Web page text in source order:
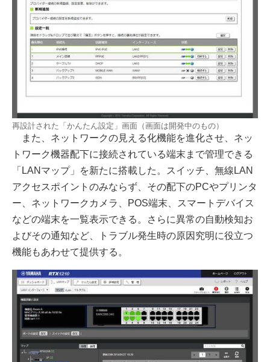
再設計された「かんたん設定」画面（画面は開発中のもの）
また、ネットワークの見える化機能を進化させ、ネッ
トワーク機器配下に接続されている端末まで管理できる
「LANマップ」を新たに搭載した。スイッチ、無線LAN
アクセスポイントのみならず、その配下のPCやプリンタ
ー、ネットワークカメラ、POS端末、スマートデバイス
などの端末を一覧表示できる。さらに異常の自動検知お
よびその通知など、トラブル発生時の原因究明に役立つ
機能もあわせて提供する。